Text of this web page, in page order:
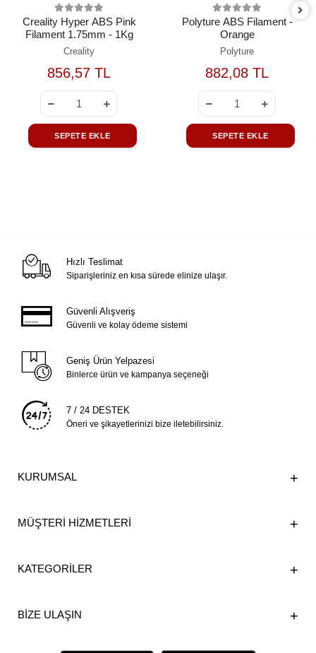
Creality Hyper ABS Pink
Filament 1.75mm - 1Kg
Creality
856,57 TL
SEPETE EKLE
Polyture ABS Filament -
Orange
Polyture
882,08 TL
SEPETE EKLE
Hızlı Teslimat
Siparişleriniz en kısa sürede elinize ulaşır.
Güvenli Alışveriş
Güvenli ve kolay ödeme sistemi
Geniş Ürün Yelpazesi
Binlerce ürün ve kampanya seçeneği
7 / 24 DESTEK
Öneri ve şikayetlerinizi bize iletebilirsiniz.
KURUMSAL
MÜŞTERİ HİZMETLERİ
KATEGORİLER
BİZE ULAŞIN